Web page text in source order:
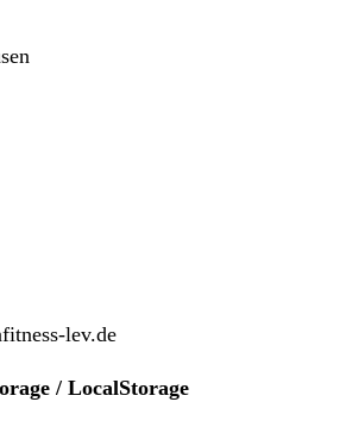
lev.de
/ LocalStorage